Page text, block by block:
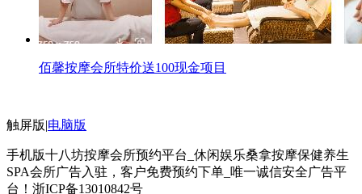
佰馨按摩会所特价送100现金项目
触屏版|电脑版
手机版十八坊按摩会所预约平台_休闲娱乐桑拿按摩保健养生
SPA会所广告入驻，客户免费预约下单_唯一诚信安全广告平
台！ 浙ICP备13010842号